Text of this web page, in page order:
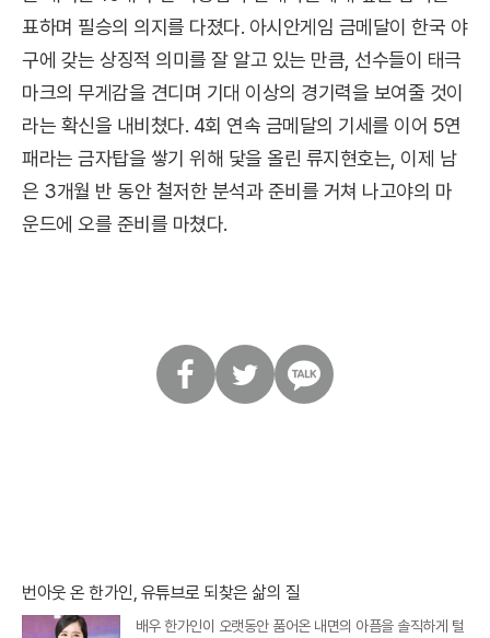
표하며 필승의 의지를 다졌다. 아시안게임 금메달이 한국 야
구에 갖는 상징적 의미를 잘 알고 있는 만큼, 선수들이 태극
마크의 무게감을 견디며 기대 이상의 경기력을 보여줄 것이
라는 확신을 내비쳤다. 4회 연속 금메달의 기세를 이어 5연
패라는 금자탑을 쌓기 위해 닻을 올린 류지현호는, 이제 남
은 3개월 반 동안 철저한 분석과 준비를 거쳐 나고야의 마
운드에 오를 준비를 마쳤다.
번아웃 온 한가인, 유튜브로 되찾은 삶의 질
배우 한가인이 오랫동안 품어온 내면의 아픔을 솔직하게 털